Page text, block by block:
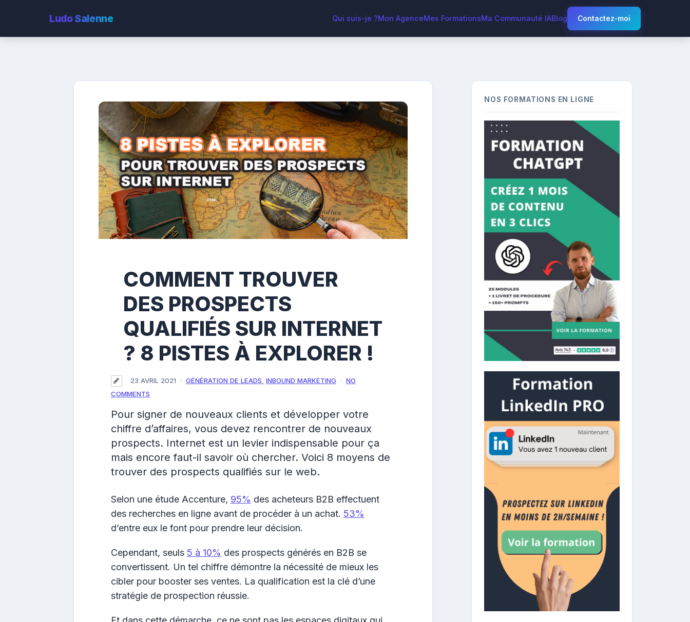
LudoSalenne Qui suis-je ?Mon AgenceMes FormationsMa Communauté IABlog Contactez-moi
COMMENT TROUVER
DES PROSPECTS
QUALIFIÉS SUR INTERNET
? 8 PISTES À EXPLORER !
23 AVRIL 2021 GÉNÉRATION DE LEADS INBOUND MARKETING
NO
COMMENTS
Pour signer de nouveaux clients et développer votre
chiffre d’affaires, vous devez rencontrer de nouveaux
prospects. Internet est un levier indispensable pour ça
mais encore faut-il savoir où chercher. Voici 8 moyens de
trouver des prospects qualifiés sur le web.
Selon une étude Accenture, 95% des acheteurs B2B effectuent
des recherches en ligne avant de procéder à un achat. 53%
d’entre eux le font pour prendre leur décision.
Cependant, seuls 5 à 10% des prospects générés en B2B se
convertissent. Un tel chiffre démontre la nécessité de mieux les
cibler pour booster ses ventes. La qualification est la clé d’une
stratégie de prospection réussie.
NOS FORMATIONS EN LIGNE